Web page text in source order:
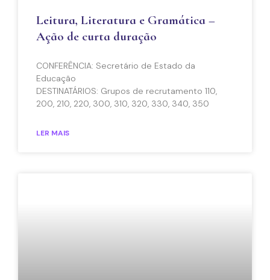
Leitura, Literatura e Gramática –
Ação de curta duração
CONFERÊNCIA: Secretário de Estado da
Educação
DESTINATÁRIOS: Grupos de recrutamento 110,
200, 210, 220, 300, 310, 320, 330, 340, 350
LER MAIS